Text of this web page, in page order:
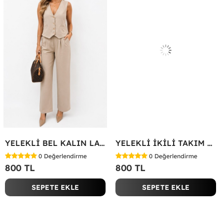
YELEKLİ BEL KALIN LASTİK İKİLİ TAKIM Bej
0 Değerlendirme
800 TL
SEPETE EKLE
YELEKLİ İKİLİ TAKIM Bej
0 Değerlendirme
800 TL
SEPETE EKLE